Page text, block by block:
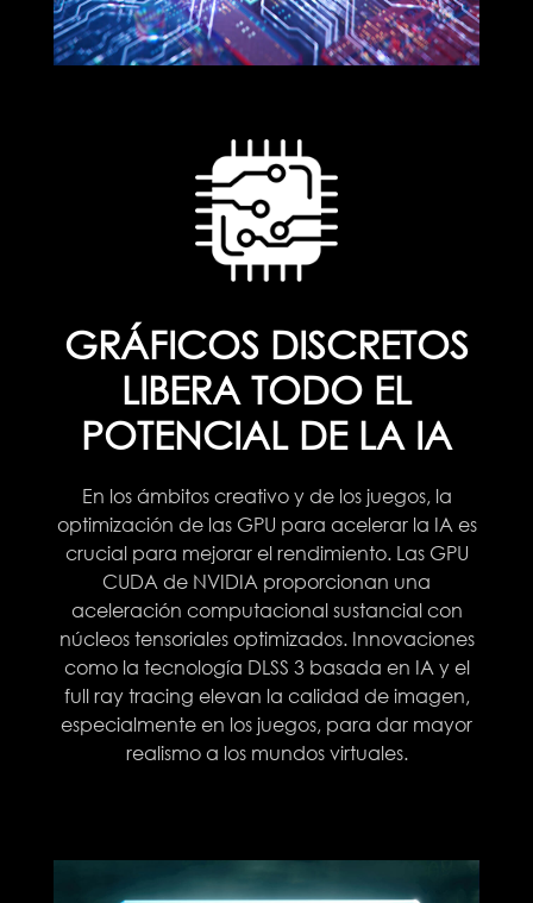
GRÁFICOS DISCRETOS
LIBERA TODO EL
POTENCIAL DE LA IA
En los ámbitos creativo y de los juegos, la
optimización de las GPU para acelerar la IA es
crucial para mejorar el rendimiento. Las GPU
CUDA de NVIDIA proporcionan una
aceleración computacional sustancial con
núcleos tensoriales optimizados. Innovaciones
como la tecnología DLSS 3 basada en IA y el
full ray tracing elevan la calidad de imagen,
especialmente en los juegos, para dar mayor
realismo a los mundos virtuales.